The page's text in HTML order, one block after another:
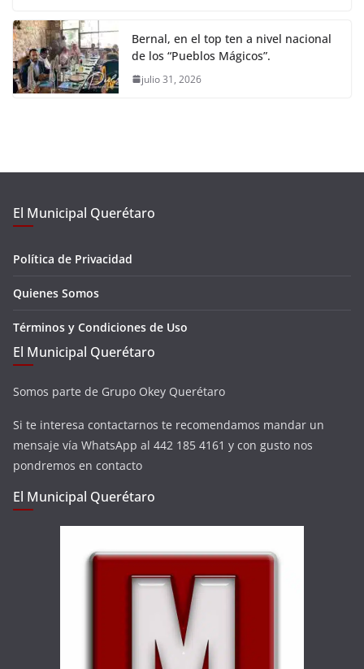
Bernal, en el top ten a nivel nacional
de los “Pueblos Mágicos”.
julio 31, 2026
El Municipal Querétaro
Política de Privacidad
Quienes Somos
Términos y Condiciones de Uso
El Municipal Querétaro
Somos parte de Grupo Okey Querétaro
Si te interesa contactarnos te recomendamos mandar un
mensaje vía WhatsApp al 442 185 4161 y con gusto nos
pondremos en contacto
El Municipal Querétaro